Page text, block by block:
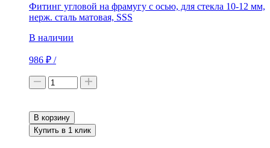
Фитинг угловой на фрамугу с осью, для стекла 10-12 мм,
нерж. сталь матовая, SSS
В наличии
986 ₽ /
В корзину
Купить в 1 клик